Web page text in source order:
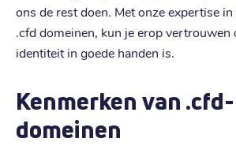
ons de rest doen. Met onze expertise
.cfd domeinen, kun je erop vertrouwen
identiteit in goede handen is.
Kenmerken van .cfd-
domeinen